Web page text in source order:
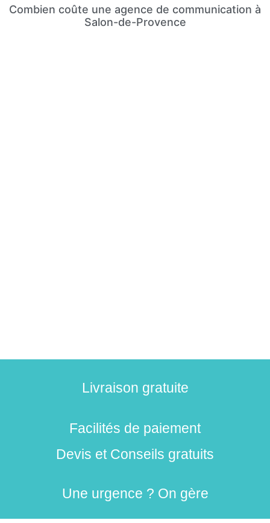
Combien coûte une agence de communication à
Salon-de-Provence
Livraison gratuite
Facilités de paiement
Devis et Conseils gratuits
Une urgence ? On gère